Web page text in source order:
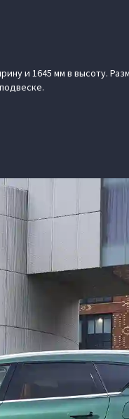
и 1645 мм в высоту.